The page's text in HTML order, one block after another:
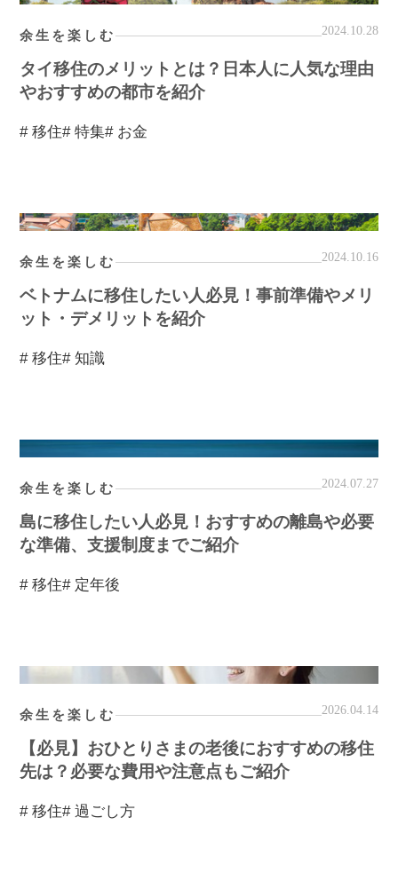
余生を楽しむ 2024.10.28
タイ移住のメリットとは？日本人に人気な理由
やおすすめの都市を紹介
# 移住# 特集# お金
余生を楽しむ 2024.10.16
ベトナムに移住したい人必見！事前準備やメリ
ット・デメリットを紹介
# 移住# 知識
余生を楽しむ 2024.07.27
島に移住したい人必見！おすすめの離島や必要
な準備、支援制度までご紹介
# 移住# 定年後
余生を楽しむ 2026.04.14
【必見】おひとりさまの老後におすすめの移住
先は？必要な費用や注意点もご紹介
# 移住# 過ごし方